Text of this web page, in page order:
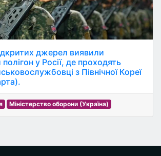
джерел виявили
у Росії, де проходять
з Північної Кореї
Міністерство оборони (Україна)